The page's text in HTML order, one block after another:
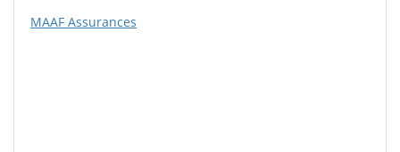
MAAF Assurances